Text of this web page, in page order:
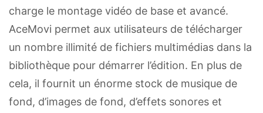
charge le montage vidéo de base et avancé.
AceMovi permet aux utilisateurs de télécharger
un nombre illimité de fichiers multimédias dans la
bibliothèque pour démarrer l’édition. En plus de
cela, il fournit un énorme stock de musique de
fond, d’images de fond, d’effets sonores et